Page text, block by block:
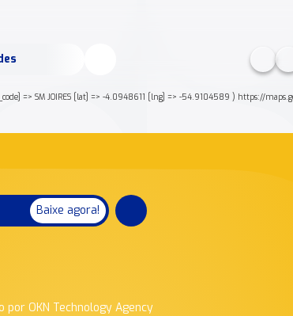
=> SM JOIRES [lat] => -4.0948611 [lng] => -54.9104589 ) https://
Baixe agora!
por OKN Technology Agency